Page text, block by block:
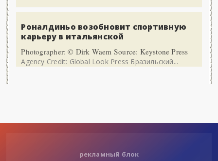
Роналдиньо возобновит спортивную
карьеру в итальянской
Photographer: © Dirk Waem Source: Keystone Press
Agency Credit: Global Look Press Бразильский...
рекламный блок